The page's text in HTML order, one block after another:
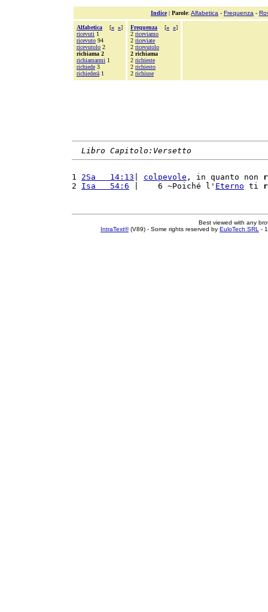
Indice| Parole: Alfabetica - Frequenza -
Alfabetica [« »]
ricevuti 1
ricevuto 94
ricevutolo 2
richiama 2
richiamarmi 1
richiede 3
richiederà 1
Frequenza [« »]
2 riceviamo
2 riceviate
2 ricevutolo
2 richiama
2 richieste
2 richiesto
2 richiuse
Libro Capitolo:Versetto
1 2Sa   14:13 colpevole , in quanto non
2 Isa   54:6 |    6 ~Poiché l' Eterno ti
Best viewed with any
IntraText®(V89) - Some rights reserved by EuloTech SRL -